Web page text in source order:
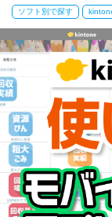
ソフト別で探す